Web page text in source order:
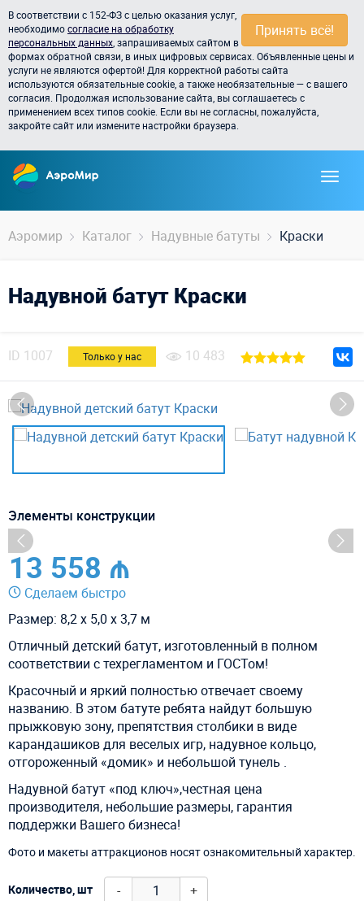
Принять всё!
В соответствии с 152-ФЗ с целью оказания услуг,
необходимосогласие на обработку
персональных данных , запрашиваемых сайтом в
формах обратной связи, в иных цифровых сервисах. Объявленные цены и
услуги не являются офертой! Для корректной работы сайта
используются обязательные cookie, а также необязательные — с вашего
согласия. Продолжая использование сайта, вы соглашаетесь с
применением всех типов cookie. Если вы не согласны, пожалуйста,
закройте сайт или измените настройки браузера.
Аэромир Каталог Надувные батуты Краски
Надувной батут Краски
ID 1007 Только у нас 10 483
Элементы конструкции
13 558 ₼
Сделаем быстро
Размер: 8,2 х 5,0 х 3,7 м
Отличный детский батут, изготовленный в полном
соответствии стехрегламентом и ГОСТом!
Красочный и яркий полностью отвечает своему
названию. В этом батуте ребята найдут большую
прыжковую зону, препятствия столбики в виде
карандашиков для веселых игр, надувное кольцо,
отгороженный «домик» и небольшой тунель .
Надувной батут «под ключ»,честная цена
производителя, небольшие размеры, гарантия
поддержки Вашего бизнеса!
Фото и макеты аттракционов носят ознакомительный характер.
Количество, шт - +